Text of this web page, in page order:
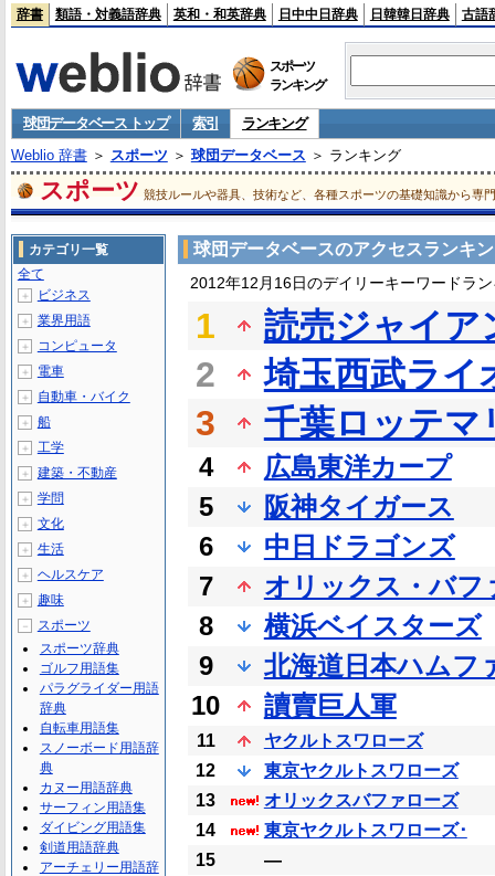
辞書 類語・対義語辞典 英和・和英辞典 日中中日辞典 日韓韓日辞典 古語
スポーツ
ランキング
球団データベース トップ 索引
ランキング
Weblio 辞書＞ スポーツ ＞ 球団データベース ＞ ランキング
スポーツ 競技ルールや器具、技術など、各種スポーツの基礎知識から専
球団データベースのアクセスランキ
2012年12月16日のデイリーキーワードラ
1
読売ジャイア
2
埼玉西武ライ
3
千葉ロッテマ
4
広島東洋カープ
5
阪神タイガース
6
中日ドラゴンズ
7
オリックス・バフ
8
横浜ベイスターズ
9
北海道日本ハムフ
10
讀賣巨人軍
11
ヤクルトスワローズ
12
東京ヤクルトスワローズ
13
オリックスバファローズ
14
東京ヤクルトスワローズ･
15
―
カテゴリ一覧
全て
＋ ビジネス
＋ 業界用語
＋ コンピュータ
＋ 電車
＋ 自動車・バイク
＋ 船
＋ 工学
＋ 建築・不動産
＋ 学問
＋ 文化
＋ 生活
＋ ヘルスケア
＋ 趣味
－
スポーツ
スポーツ辞典
ゴルフ用語集
パラグライダー用語
辞典
自転車用語集
スノーボード用語辞
典
カヌー用語辞典
サーフィン用語集
ダイビング用語集
剣道用語辞典
アーチェリー用語辞